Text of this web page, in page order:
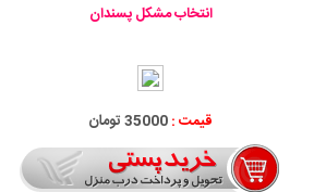
انتخاب مشکل پسندان
قیمت :35000 تومان